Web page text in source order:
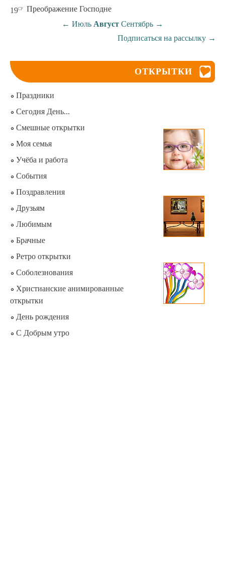
19ср Преображение Господне
← Июль Август Сентябрь →
Подписаться на рассылку →
ОТКРЫТКИ
Праздники
Сегодня День...
Смешные открытки
Моя семья
Учёба и работа
События
Поздравления
Друзьям
Любимым
Брачные
Ретро открытки
Соболезнования
Христианские анимированные
открытки
День рождения
С Добрым утро